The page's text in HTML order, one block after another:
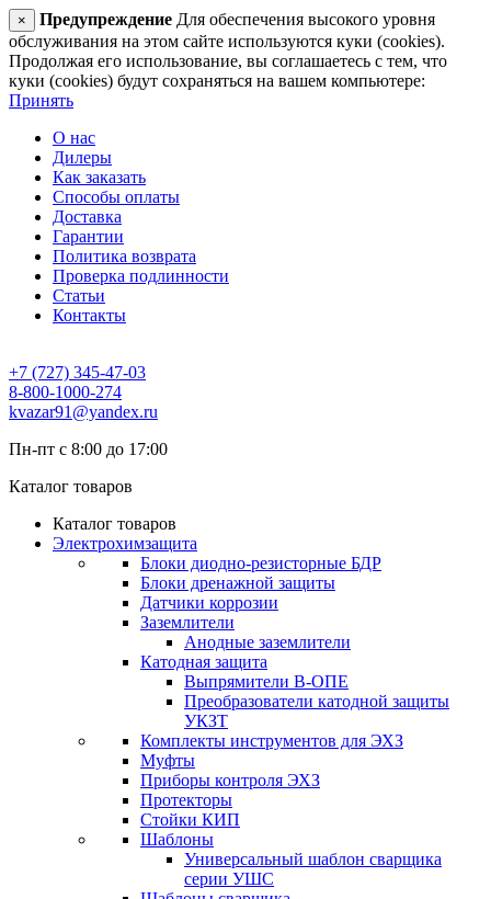
× Предупреждение Для обеспечения высокого уровня
обслуживания на этом сайте используются куки (cookies).
Продолжая его использование, вы соглашаетесь с тем, что
куки (cookies) будут сохраняться на вашем компьютере:
Принять
О нас
Дилеры
Как заказать
Способы оплаты
Доставка
Гарантии
Политика возврата
Проверка подлинности
Статьи
Контакты
+7 (727) 345-47-03
8-800-1000-274
kvazar91@yandex.ru
Пн-пт с 8:00 до 17:00
Каталог товаров
Каталог товаров
Электрохимзащита
Блоки диодно-резисторные БДР
Блоки дренажной защиты
Датчики коррозии
Заземлители
Анодные заземлители
Катодная защита
Выпрямители В-ОПЕ
Преобразователи катодной защиты
УКЗТ
Комплекты инструментов для ЭХЗ
Муфты
Приборы контроля ЭХЗ
Протекторы
Стойки КИП
Шаблоны
Универсальный шаблон сварщика
серии УШС